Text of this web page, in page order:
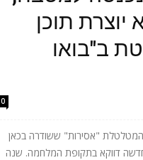
תוכן
ב"בואו
0
"אסירות" ששודרה בכאן
דווקא בתקופת המלחמה. שנה